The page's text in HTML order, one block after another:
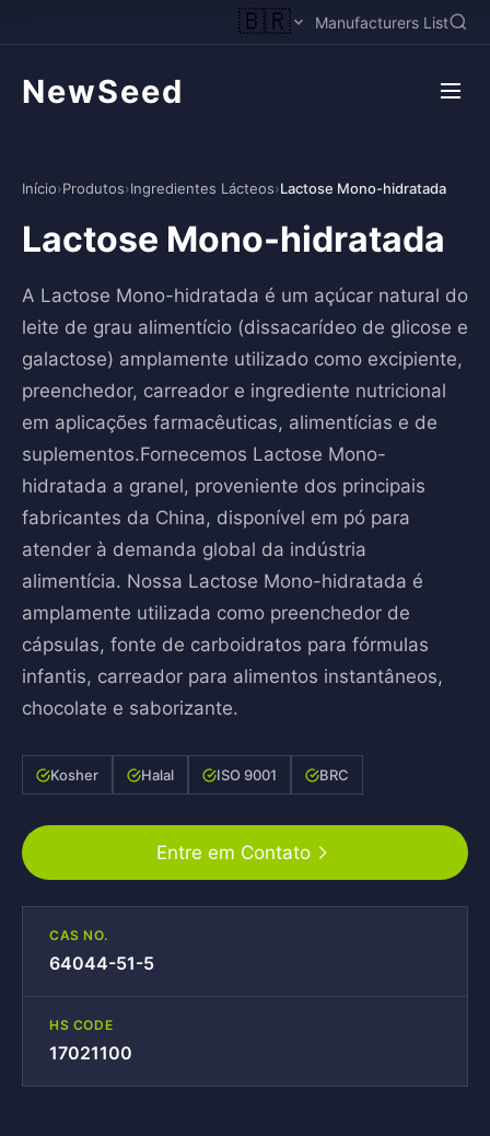
🇧🇷 Manufacturers List
NewSeed
Início›Produtos›Ingredientes Lácteos›Lactose Mono-hidratada
Lactose Mono-hidratada
A Lactose Mono-hidratada é um açúcar natural do
leite de grau alimentício (dissacarídeo de glicose e
galactose) amplamente utilizado como excipiente,
preenchedor, carreador e ingrediente nutricional
em aplicações farmacêuticas, alimentícias e de
suplementos.Fornecemos Lactose Mono-
hidratada a granel, proveniente dos principais
fabricantes da China, disponível em pó para
atender à demanda global da indústria
alimentícia. Nossa Lactose Mono-hidratada é
amplamente utilizada como preenchedor de
cápsulas, fonte de carboidratos para fórmulas
infantis, carreador para alimentos instantâneos,
chocolate e saborizante.
Kosher Halal ISO 9001 BRC
Entre em Contato
CAS NO.
64044-51-5
HS CODE
17021100